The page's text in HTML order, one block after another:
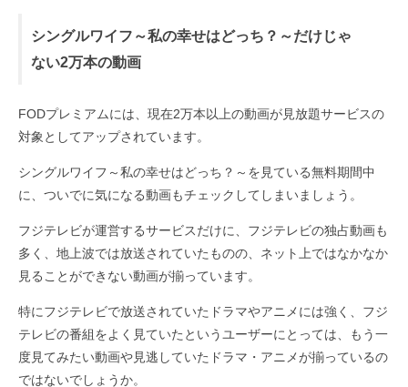
シングルワイフ～私の幸せはどっち？～だけじゃ
ない2万本の動画
FODプレミアムには、現在2万本以上の動画が見放題サービスの
対象としてアップされています。
シングルワイフ～私の幸せはどっち？～を見ている無料期間中
に、ついでに気になる動画もチェックしてしまいましょう。
フジテレビが運営するサービスだけに、フジテレビの独占動画も
多く、地上波では放送されていたものの、ネット上ではなかなか
見ることができない動画が揃っています。
特にフジテレビで放送されていたドラマやアニメには強く、フジ
テレビの番組をよく見ていたというユーザーにとっては、もう一
度見てみたい動画や見逃していたドラマ・アニメが揃っているの
ではないでしょうか。